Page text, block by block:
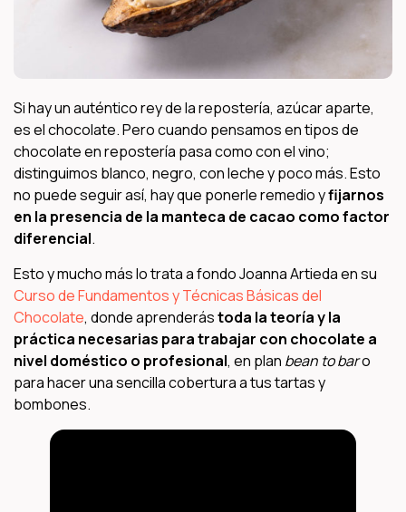
Si hay un auténtico rey de la repostería, azúcar aparte,
es el chocolate. Pero cuando pensamos en tipos de
chocolate en repostería pasa como con el vino;
distinguimos blanco, negro, con leche y poco más. Esto
no puede seguir así, hay que ponerle remedio yfijarnos
en la presencia de la manteca de cacao como factor
diferencial.
Esto y mucho más lo trata a fondo Joanna Artieda en su
Curso de Fundamentos y Técnicas Básicas del
Chocolate, donde aprenderástoda la teoría y la
práctica necesarias para trabajar con chocolate a
nivel doméstico o profesional, en plan bean to baro
para hacer una sencilla cobertura a tus tartas y
bombones.